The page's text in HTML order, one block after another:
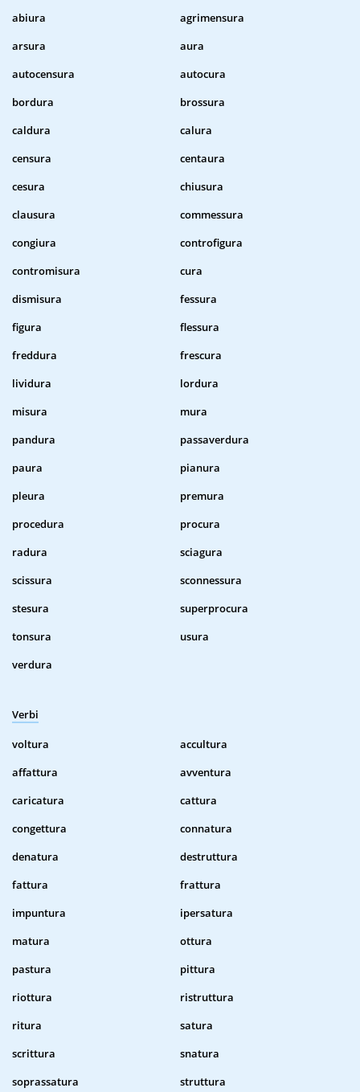
abiura
agrimensura
arsura
aura
autocensura
autocura
bordura
brossura
caldura
calura
censura
centaura
cesura
chiusura
clausura
commessura
congiura
controfigura
contromisura
cura
dismisura
fessura
figura
flessura
freddura
frescura
lividura
lordura
misura
mura
pandura
passaverdura
paura
pianura
pleura
premura
procedura
procura
radura
sciagura
scissura
sconnessura
stesura
superprocura
tonsura
usura
verdura
Verbi
voltura
accultura
affattura
avventura
caricatura
cattura
congettura
connatura
denatura
destruttura
fattura
frattura
impuntura
ipersatura
matura
ottura
pastura
pittura
riottura
ristruttura
ritura
satura
scrittura
snatura
soprassatura
struttura